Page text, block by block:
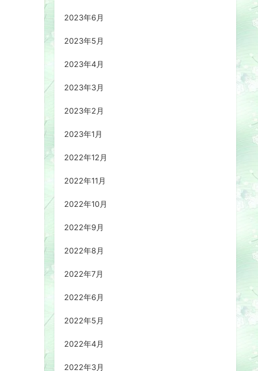
2023年6月
2023年5月
2023年4月
2023年3月
2023年2月
2023年1月
2022年12月
2022年11月
2022年10月
2022年9月
2022年8月
2022年7月
2022年6月
2022年5月
2022年4月
2022年3月